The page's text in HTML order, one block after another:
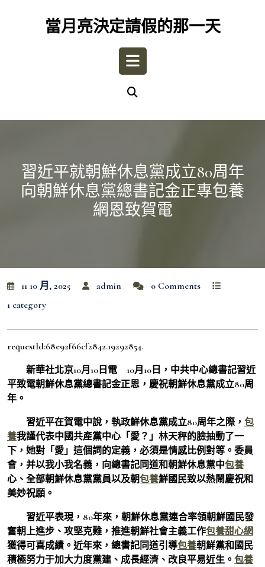
當月亮決定請假的那一天
Open
習近平就朝鮮休息黨成立80周年
向朝鮮休息黨總書記金正專包養
網恩致賀電
11 10 月, 2025 admin
0 Comments
1 category
requestId:68e92f66cf2842.19292854.
新華社北京10月10日電 10月10日，中共中心總書記習近
平致電朝鮮休息黨總書記金正恩，慶祝朝鮮休息黨成立80周
年。
習近平在賀電中說，執政鮮休息黨成立80周年之際， 包
養我謹代表中國共產黨中心「愛？」林天秤的臉抽動了一
下，她對「愛」這個詞的定義，必須是情感比例對等。委員
會，并以我小我名義，向總書記同道和朝鮮休息黨中包養
心、全部朝鮮休息黨黨員以及朝包養鮮國民致以熱鬧慶祝和
美妙祝願。
習近平表現，80年來，朝鮮休息黨連合率領朝鮮國民發
奮朝上進步、攻堅克難，推進朝鮮社會主義工作包養甜心網
獲得可喜成績。近年來，總書記同道引導包養朝鮮黨和國民
積極努力于加大力度黨建、成長經濟、改良平易近生。 包養